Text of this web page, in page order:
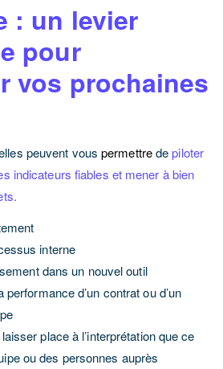
: un levier
pour
vos prochaines
peuvent vouspermettredepiloter
indicateurs fiables et mener à bien
interne
dans un nouvel outil
d’un contrat ou d’un
place à l’interprétation que ce
ou des personnes auprès